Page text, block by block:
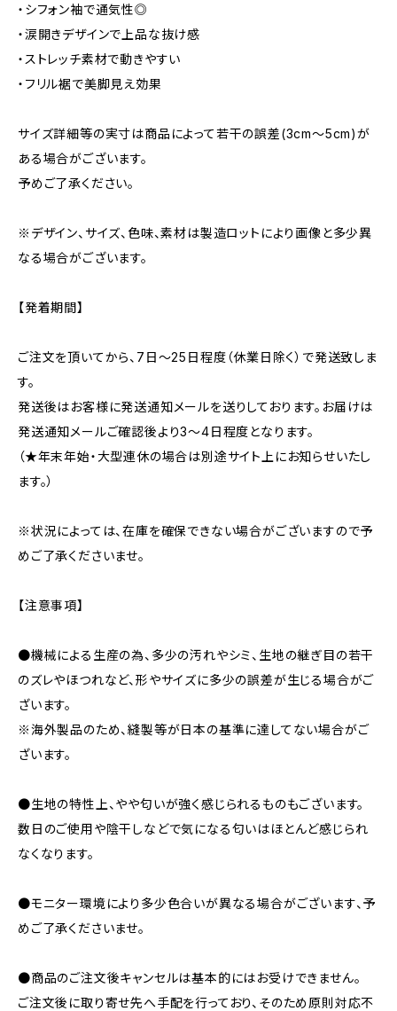
・シフォン袖で通気性◎
・涙開きデザインで上品な抜け感
・ストレッチ素材で動きやすい
・フリル裾で美脚見え効果
サイズ詳細等の実寸は商品によって若干の誤差(3cm〜5cm)が
ある場合がございます。
予めご了承ください。
※デザイン、サイズ、色味、素材は製造ロットにより画像と多少異
なる場合がございます。
【発着期間】
ご注文を頂いてから、7日〜25日程度（休業日除く）で発送致しま
す。
発送後はお客様に発送通知メールを送りしております。お届けは
発送通知メールご確認後より3〜4日程度となります。
（★年末年始・大型連休の場合は別途サイト上にお知らせいたし
ます。）
※状況によっては、在庫を確保できない場合がございますので予
めご了承くださいませ。
【注意事項】
●機械による生産の為、多少の汚れやシミ、生地の継ぎ目の若干
のズレやほつれなど、形やサイズに多少の誤差が生じる場合がご
ざいます。
※海外製品のため、縫製等が日本の基準に達してない場合がご
ざいます。
●生地の特性上、やや匂いが強く感じられるものもございます。
数日のご使用や陰干しなどで気になる匂いはほとんど感じられ
なくなります。
●モニター環境により多少色合いが異なる場合がございます、予
めご了承くださいませ。
●商品のご注文後キャンセルは基本的にはお受けできません。
ご注文後に取り寄せ先へ手配を行っており、そのため原則対応不